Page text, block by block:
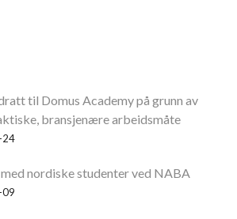
til Domus Academy på grunn av
bransjenære arbeidsmåte
24
nordiske studenter ved NABA